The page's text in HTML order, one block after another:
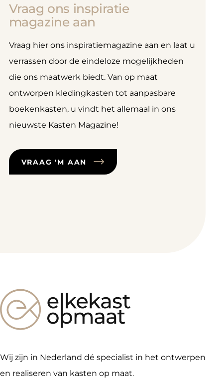
Vraag ons inspiratie
magazine aan
Vraag hier ons inspiratiemagazine aan en laat u
verrassen door de eindeloze mogelijkheden
die ons maatwerk biedt. Van op maat
ontworpen kledingkasten tot aanpasbare
boekenkasten, u vindt het allemaal in ons
nieuwste Kasten Magazine!
VRAAG 'M AAN
Wij zijn in Nederland dé specialist in het ontwerpen
en realiseren van kasten op maat.